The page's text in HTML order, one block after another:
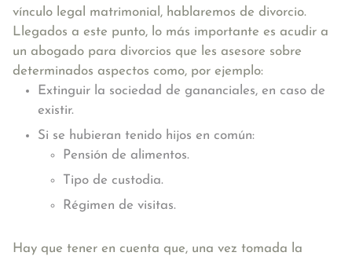
vínculo legal matrimonial, hablaremos de divorcio.
Llegados a este punto, lo más importante es acudir a
un abogado para divorcios que les asesore sobre
determinados aspectos como, por ejemplo:
Extinguir la sociedad de gananciales, en caso de
existir.
Si se hubieran tenido hijos en común:
Pensión de alimentos.
Tipo de custodia.
Régimen de visitas.
Hay que tener en cuenta que, una vez tomada la